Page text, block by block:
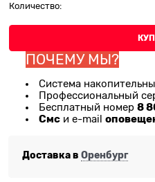
Количество:
ПОЧЕМУ МЫ?
Система
Профессиональный
Бесплатный номер 8
Смс и e-mail
Доставка в Оренбург